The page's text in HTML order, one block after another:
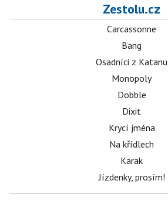
Zestolu.cz
Carcassonne
Bang
Osadníci z Katanu
Monopoly
Dobble
Dixit
Krycí jména
Na křídlech
Karak
Jízdenky, prosím!